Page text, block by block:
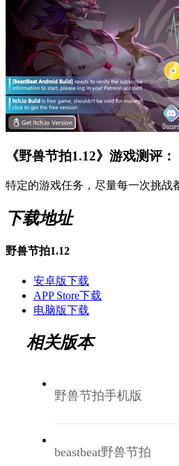
《野兽节拍1.12》游戏测评：
特定的游戏任务，尽量每一次挑战
下载地址
野兽节拍1.12
安卓版下载
APP Store下载
电脑版下载
相关版本
野兽节拍手机版
beastbeat野兽节拍